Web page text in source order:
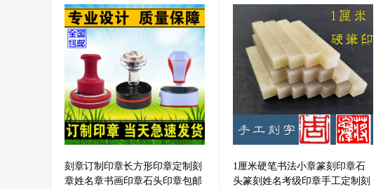
刻章订制印章长方形印章定制刻
章姓名章书画印章石头印章包邮
1厘米硬笔书法小章篆刻印章石
头篆刻姓名考级印章手工定制刻